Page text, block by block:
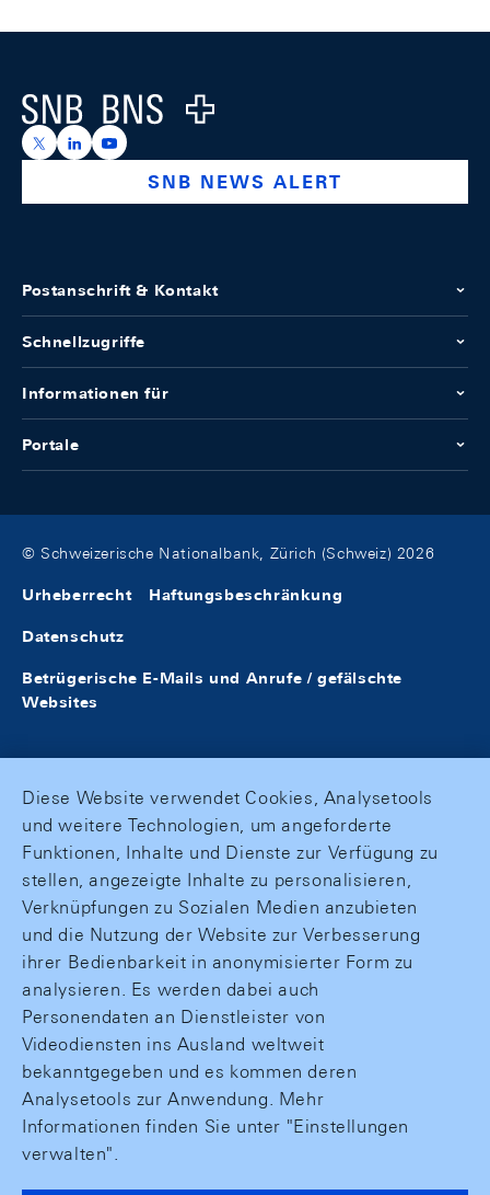
Logo
https://x.com/snb_bns
https://ch.linkedin.com/company/swiss-national-
https://www.youtube.com/@swissnationalbank
SNB NEWS ALERT
Postanschrift & Kontakt
Schnellzugriffe
Informationen für
Portale
© Schweizerische Nationalbank, Zürich (Schweiz) 2026
Urheberrecht Haftungsbeschränkung
Datenschutz
Betrügerische E-Mails und Anrufe / gefälschte
Websites
Diese Website verwendet Cookies, Analysetools
und weitere Technologien, um angeforderte
Funktionen, Inhalte und Dienste zur Verfügung zu
stellen, angezeigte Inhalte zu personalisieren,
Verknüpfungen zu Sozialen Medien anzubieten
und die Nutzung der Website zur Verbesserung
ihrer Bedienbarkeit in anonymisierter Form zu
analysieren. Es werden dabei auch
Personendaten an Dienstleister von
Videodiensten ins Ausland weltweit
bekanntgegeben und es kommen deren
Analysetools zur Anwendung. Mehr
Informationen finden Sie unter "Einstellungen
verwalten".